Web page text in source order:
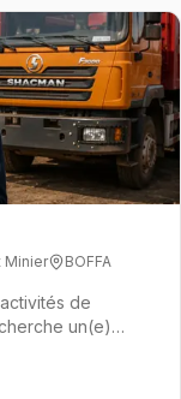
Minier
BOFFA
de
un(e)
politiques de
stratégique